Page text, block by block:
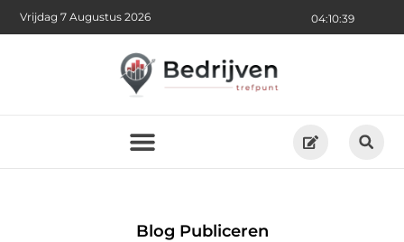
04:10:39
Vrijdag 7 Augustus 2026
Blog Publiceren